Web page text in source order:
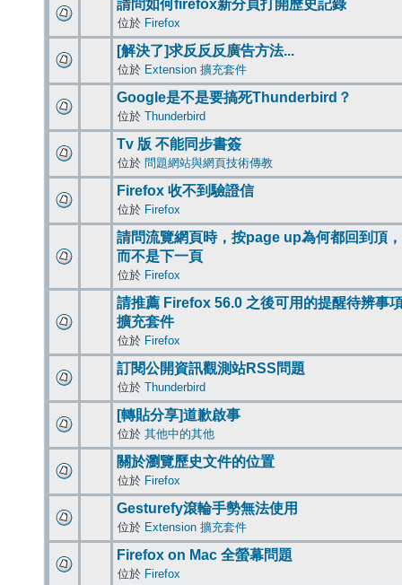
請問如何firefox新分頁打開歷史記錄
位於 Firefox
[解決了]求反反反廣告方法...
位於 Extension 擴充套件
Google是不是要搞死Thunderbird？
位於 Thunderbird
Tv 版 不能同步書簽
位於 問題網站與網頁技術傳教
Firefox 收不到驗證信
位於 Firefox
請問流覽網頁時，按page up為何都回到頂，
而不是下一頁
位於 Firefox
請推薦 Firefox 56.0 之後可用的提醒待辨事
擴充套件
位於 Firefox
訂閱公開資訊觀測站RSS問題
位於 Thunderbird
[轉貼分享]道歉啟事
位於 其他中的其他
關於瀏覽歷史文件的位置
位於 Firefox
Gesturefy滾輪手勢無法使用
位於 Extension 擴充套件
Firefox on Mac 全螢幕問題
位於 Firefox